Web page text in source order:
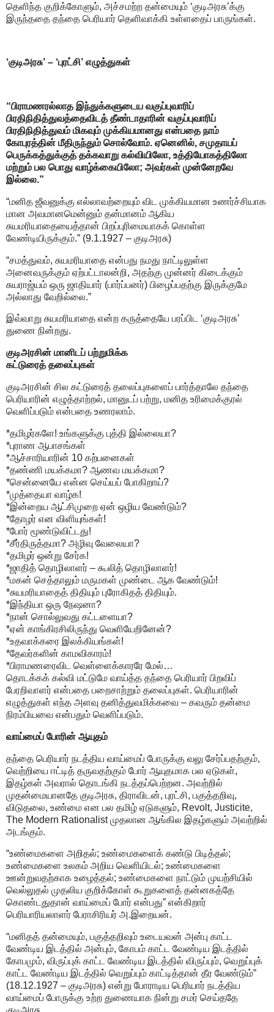
தெளிந்த குறிக்கோளும், அச்சமற்ற தன்மையும் ‘குடிஅரசு’க்கு
இருந்ததை தந்தை பெரியார் தெளிவாக்கி உள்ளதைப் பாருங்கள்.
‘குடிஅரசு’ – ‘புரட்சி’ எழுத்துகள்
“பிராமணரல்லாத இந்துக்களுடைய வகுப்புவாரிப்
பிரதிநிதித்துவத்தைவிடத் தீண்டாதாரின் வகுப்புவாரிப்
பிரதிநிதித்துவம் மிகவும் முக்கியமானது என்பதை நாம்
கோபுரத்தின் மீதிருந்தும் சொல்வோம். ஏனெனில், சமுதாயப்
பெருக்கத்துக்குத் தக்கவாறு கல்வியிலோ, உத்தியோகத்திலோ
மற்றும் பல பொது வாழ்க்கையிலோ; அவர்கள் முன்னேறவே
இல்லை.”
“மனித ஜீவனுக்கு எல்லாவற்றையும் விட முக்கியமான உணர்ச்சியாக
மான அவமானமென்னும் தன்மானம் ஆகிய
சுயமரியாதையைத்தான் பிறப்புரிமையாகக் கொள்ள
வேண்டியிருக்கும்.” (9.1.1927 – குடிஅரசு)
“சமத்துவம், சுயமரியாதை என்பது நமது நாட்டிலுள்ள
அனைவருக்கும் ஏற்பட்டாலன்றி, அதற்கு முன்னர் கிடைக்கும்
சுயராஜ்யம் ஒரு ஜாதியார் (பார்ப்பனர்) பிழைப்பதற்கு இருக்குமே
அல்லாது வேறில்லை.”
இவ்வாறு சுயமரியாதை என்ற கருத்தையே பரப்பிட ‘குடிஅரசு’
துணை நின்றது.
குடிஅரசின் மானிடப் பற்றுமிக்க
கட்டுரைத் தலைப்புகள்
குடிஅரசின் சில கட்டுரைத் தலைப்புகளைப் பார்த்தாலே தந்தை
பெரியாரின் எழுத்தாற்றல், மானுடப் பற்று, மனித உரிமைக்குரல்
வெளிப்படும் என்பதை உணரலாம்.
*தமிழர்களே! உங்களுக்கு புத்தி இல்லையா?
*புராண ஆபாசங்கள்
*ஆச்சாரியாரின் 10 கற்பனைகள்
*தண்ணி மயக்கமா? ஆணவ மயக்கமா?
*சென்னையே என்ன செய்யப் போகிறாய்?
*முத்தையா வாழ்க!
*இன்றைய ஆட்சிமுறை ஏன் ஒழிய வேண்டும்?
*தோழர் என விளியுங்கள்!
*போர் மூண்டுவிட்டது!
*சீர்திருத்தமா? அழிவு வேலையா?
*தமிழர் ஒன்று சேர்க!
*ஜாதித் தொழிலாளர் – கூலித் தொழிலாளர்!
*மகன் செத்தாலும் மருமகள் முண்டை ஆக வேண்டும்!
*சுயமரியாதைத் திதியும் புரோகிதத் திதியும்.
*இந்தியா ஒரு நேஷனா?
*நான் சொல்லுவது கட்டளையா?
*ஏன் காங்கிரசிலிருந்து வெளியேறினேன்?
*உதவாக்கரை இலக்கியங்கள்!
*தேவர்களின் காமவிகாரம்!
*பிராமணரைவிட வெள்ளைக்காரரே மேல்…
தொடக்கக் கல்வி மட்டுமே வாய்த்த தந்தை பெரியார் பிறவிப்
பேரறிவாளர் என்பதை பறைசாற்றும் தலைப்புகள். பெரியாரின்
எழுத்துகள் எந்த அளவு தனித்துவமிக்கவை – கவரும் தன்மை
நிரம்பியவை என்பதும் வெளிப்படும்.
வாய்மைப் போரின் ஆயுதம்
தந்தை பெரியார் நடத்திய வாய்மைப் போருக்கு வலு சேர்ப்பதற்கும்,
வெற்றியை ஈட்டித் தருவதற்கும் போர் ஆயுதமாக பல ஏடுகள்,
இதழ்கள் அவரால் தொடங்கி நடத்தப்பெற்றன. அவற்றில்
முதன்மையானதே குடிஅரசு, திராவிடன், புரட்சி, பகுத்தறிவு,
விடுதலை, உண்மை என பல தமிழ் ஏடுகளும், Revolt, Justicite,
The Modern Rationalist முதலான ஆங்கில இதழ்களும் அவற்றில்
அடங்கும்.
“உண்மைகளை அறிதல்; உண்மைகளைக் கண்டு பிடித்தல்;
உண்மைகளை உலகம் அறிய வெளியிடல்; உண்மைகளை
ஊன்றுவதற்காக உழைத்தல்; உண்மைகளை நாட்டும் முயற்சியில்
வெல்லுதல் முதலிய குறிக்கோள் கூறுகளைத் தன்னகத்தே
கொண்டதுதான் வாய்மைப் போர் என்பது” என்கிறார்
பெரியாரியலாளர் பேராசிரியர் அ.இறையன்.
“மனிதத் தன்மையும், பகுத்தறிவும் உடையவன் அன்பு காட்ட
வேண்டிய இடத்தில் அன்பும், கோபம் காட்ட வேண்டிய இடத்தில்
கோபமும், விருப்புக் காட்ட வேண்டிய இடத்தில் விருப்பும், வெறுப்புக்
காட்ட வேண்டிய இடத்தில் வெறுப்பும் காட்டித்தான் தீர வேண்டும்”
(18.12.1927 – குடிஅரசு) என்று போராடிய பெரியார் நடத்திய
வாய்மைப் போருக்கு உற்ற துணையாக நின்று சமர் செய்ததே